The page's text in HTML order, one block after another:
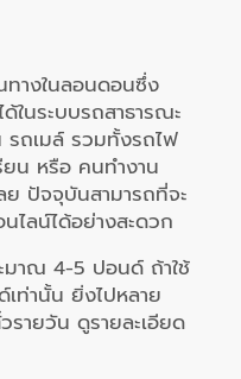
ทางในลอนดอนซึ่ง
ในระบบรถสาธารณะ
รถเมล์ รวมทั้งรถไฟ
น หรือ คนทำงาน
ย ปัจจุบันสามารถที่จะ
ไลน์ได้อย่างสะดวก
มาณ 4-5 ปอนด์ ถ้าใช้
ท่านั้น ยิ่งไปหลาย
รายวัน ดูรายละเอียด